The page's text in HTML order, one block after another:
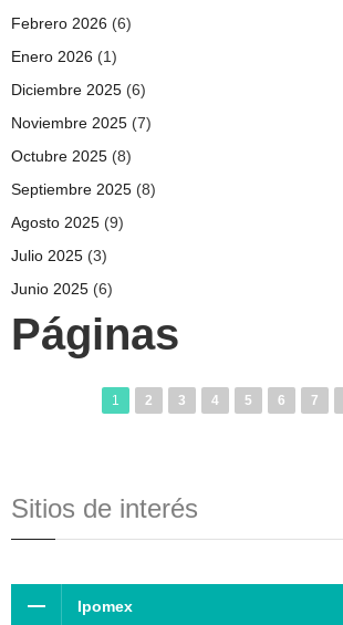
Febrero 2026 (6)
Enero 2026 (1)
Diciembre 2025 (6)
Noviembre 2025 (7)
Octubre 2025 (8)
Septiembre 2025 (8)
Agosto 2025 (9)
Julio 2025 (3)
Junio 2025 (6)
Páginas
1 2 3 4 5 6 7
Sitios de interés
Ipomex